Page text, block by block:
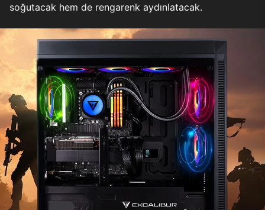
soğutacak hem de rengarenk aydınlatacak.